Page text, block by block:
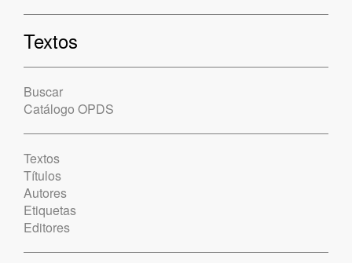
Textos
Buscar
Catálogo OPDS
Textos
Títulos
Autores
Etiquetas
Editores